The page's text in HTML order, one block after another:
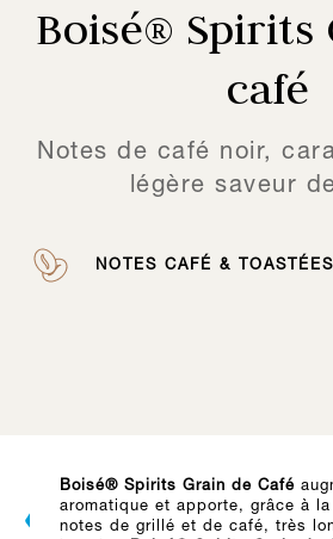
Boisé® Spirits
café
Notes de café noir,
légère saveur
NOTES CAFÉ & TOASTÉES
Boisé® Spirits Grain de Café
aromatique et apporte, grâce à
notes de grillé et de café, très